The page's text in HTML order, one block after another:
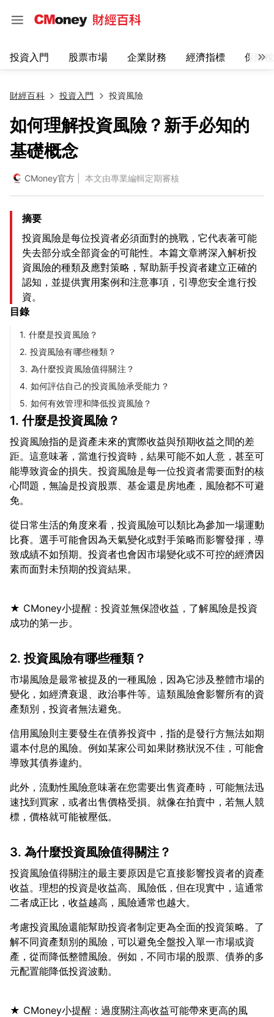
投資入門 股票市場 企業財務 經濟指標 保險
財經百科 投資入門 投資風險
如何理解投資風險？新手必知的
基礎概念
CMoney官方 | 本文由專業編輯定期審核
摘要
投資風險是每位投資者必須面對的挑戰，它代表著可能
失去部分或全部資金的可能性。本篇文章將深入解析投
資風險的種類及應對策略，幫助新手投資者建立正確的
認知，並提供實用案例和注意事項，引導您安全進行投
資。
目錄
1. 什麼是投資風險？
2. 投資風險有哪些種類？
3. 為什麼投資風險值得關注？
4. 如何評估自己的投資風險承受能力？
5. 如何有效管理和降低投資風險？
1. 什麼是投資風險？
投資風險指的是資產未來的實際收益與預期收益之間的差
距。這意味著，當進行投資時，結果可能不如人意，甚至可
能導致資金的損失。投資風險是每一位投資者需要面對的核
心問題，無論是投資股票、基金還是房地產，風險都不可避
從日常生活的角度來看，投資風險可以類比為參加一場運動
比賽。選手可能會因為天氣變化或對手策略而影響發揮，導
致成績不如預期。投資者也會因市場變化或不可控的經濟因
★ CMoney小提醒：投資並無保證收益，了解風險是投資
2. 投資風險有哪些種類？
市場風險是最常被提及的一種風險，因為它涉及整體市場的
變化，如經濟衰退、政治事件等。這類風險會影響所有的資
信用風險則主要發生在債券投資中，指的是發行方無法如期
還本付息的風險。例如某家公司如果財務狀況不佳，可能會
此外，流動性風險意味著在您需要出售資產時，可能無法迅
速找到買家，或者出售價格受損。就像在拍賣中，若無人競
3. 為什麼投資風險值得關注？
投資風險值得關注的最主要原因是它直接影響投資者的資產
收益。理想的投資是收益高、風險低，但在現實中，這通常
考慮投資風險還能幫助投資者制定更為全面的投資策略。了
解不同資產類別的風險，可以避免全盤投入單一市場或資
產，從而降低整體風險。例如，不同市場的股票、債券的多
★ CMoney小提醒：過度關注高收益可能帶來更高的風